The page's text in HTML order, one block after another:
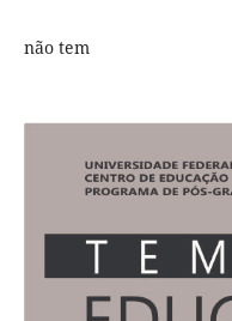
não tem